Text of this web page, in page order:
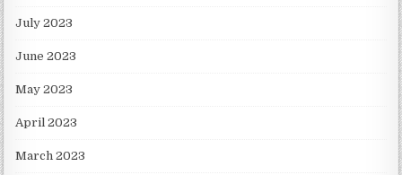
July 2023
June 2023
May 2023
April 2023
March 2023